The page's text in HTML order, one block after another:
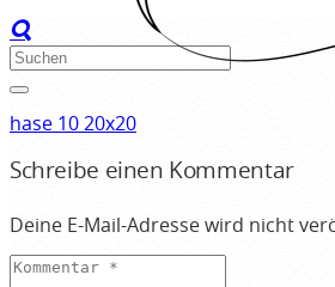
hase 10 20x20
Schreibe einen Kommentar
Deine E-Mail-Adresse wird nicht